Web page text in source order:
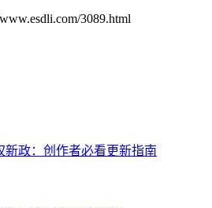
3089.html
新政：创作者必看更新指南